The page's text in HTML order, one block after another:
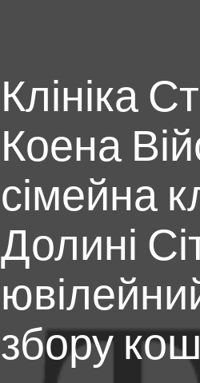
Клініка
Коена
сімейна
Долині
збору